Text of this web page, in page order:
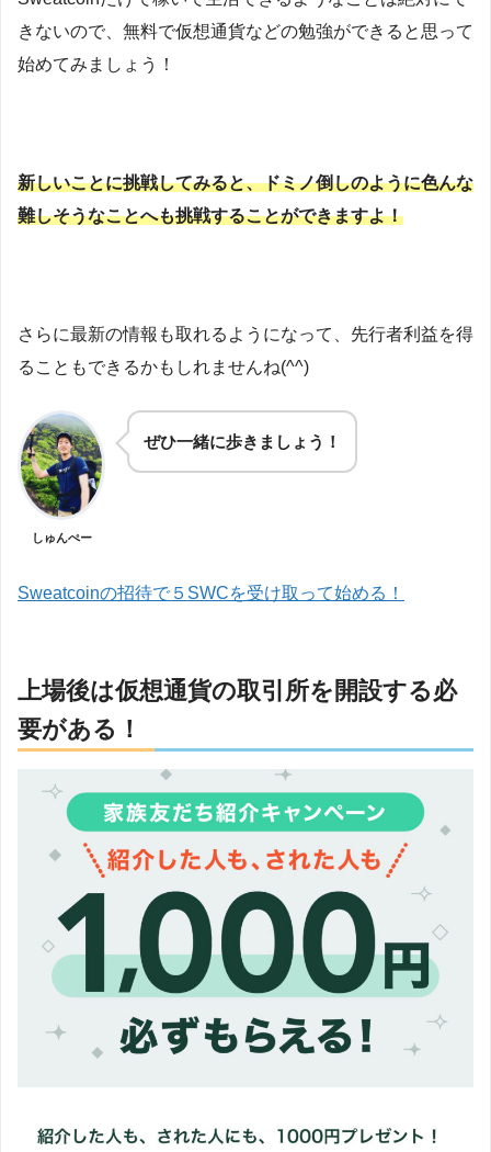
きないので、無料で仮想通貨などの勉強ができると思って
始めてみましょう！
新しいことに挑戦してみると、ドミノ倒しのように色んな
難しそうなことへも挑戦することができますよ！
さらに最新の情報も取れるようになって、先行者利益を得
ることもできるかもしれませんね(^^)
しゅんぺー
ぜひ一緒に歩きましょう！
Sweatcoinの招待で５SWCを受け取って始める！
上場後は仮想通貨の取引所を開設する必
要がある！